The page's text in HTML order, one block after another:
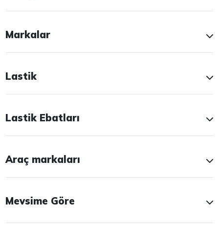
Markalar
Lastik
Lastik Ebatları
Araç markaları
Mevsime Göre